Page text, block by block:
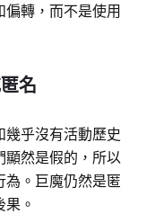
轉，而不是使用
名
乎沒有活動歷史
顯然是假的，所以
。巨魔仍然是匿
。